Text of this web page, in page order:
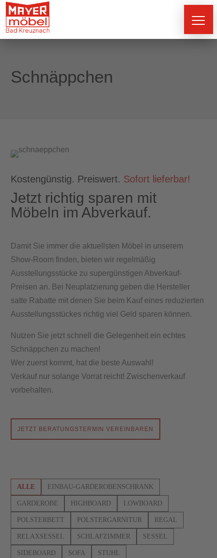
Schnäppchen
Kostengünstig. Preiswert. Sofort lieferbar!
Jetzt richtig sparen mit
Möbeln im Abverkauf.
Damit Sie immer die aktuellsten Möbel in unserem
Show-Room finden, bieten wir regelmäßig
Ausstellungsstücke zu supergünstigen Abverkauf-
Preisen an. Bei Neuplatzierung geben die Hersteller
satte Rabatte mit denen Sie beim Kauf eines reduzierten
Ausstellungsstückes richtig viel Geld sparen können.
Nutzen Sie jetzt schnell die Gelegenheit ein echtes
Schnäppchen zu machen!
Wer zuerst kommt, hat die beste Auswahl!
Verkauf nur solange Vorrat reicht! Zwischenverkauf
vorbehalten.
JETZT BERATUNGSTERMIN VEREINBAREN
ALLE EINBAU-GARDEROBENSCHRANK
GARDEROBE HIGHBOARD LOWBOARD
POLSTERBETT POLSTERGARNITUR REGAL
RELAXSESSEL SCHLAFZIMMER SESSEL
SIDEBOARD SOFA STUHL